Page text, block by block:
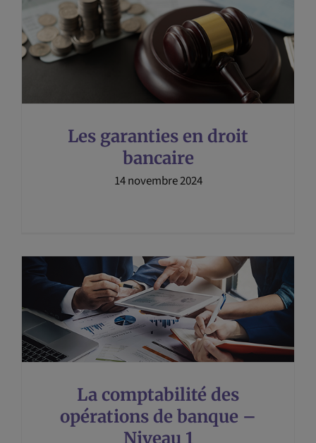
Les garanties en droit
bancaire
14 novembre 2024
La comptabilité des
opérations de banque –